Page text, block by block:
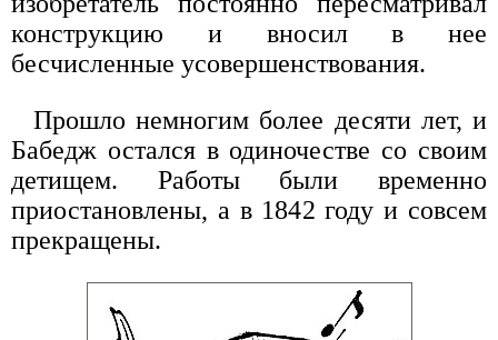
конструкцию и вносил в нее
бесчисленные усовершенствования.
Прошло немногим более десяти лет, и
Бабедж остался в одиночестве со своим
детищем. Работы были временно
приостановлены, а в 1842 году и совсем
прекращены.